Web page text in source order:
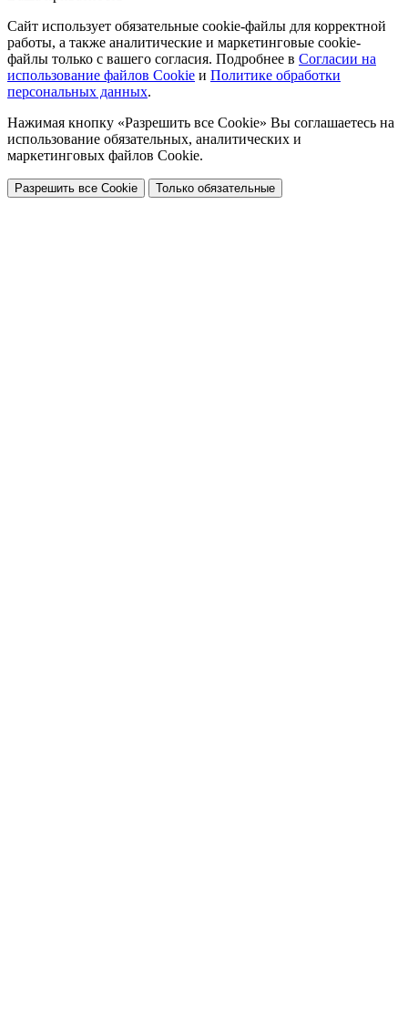
Сайт использует обязательные cookie-файлы для корректной
работы, а также аналитические и маркетинговые cookie-
файлы только с вашего согласия. Подробнее в Согласии на
использование файлов Cookie и Политике обработки
персональных данных.
Нажимая кнопку «Разрешить все Cookie» Вы соглашаетесь на
использование обязательных, аналитических и
маркетинговых файлов Cookie.
Разрешить все Cookie Только обязательные